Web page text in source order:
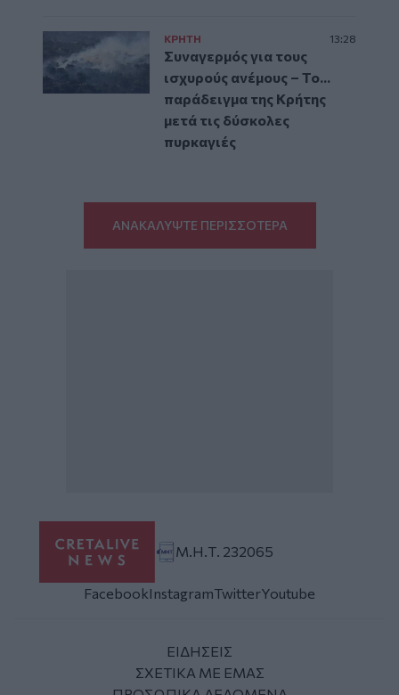
ΚΡΗΤΗ 13:28
Συναγερμός για τους
ισχυρούς ανέμους – Το...
παράδειγμα της Κρήτης
μετά τις δύσκολες
πυρκαγιές
ΑΝΑΚΑΛΥΨΤΕ ΠΕΡΙΣΣΟΤΕΡΑ
Μ.Η.Τ. 232065
FacebookInstagramTwitterYoutube
ΕΙΔΗΣΕΙΣ
ΣΧΕΤΙΚΑ ΜΕ ΕΜΑΣ